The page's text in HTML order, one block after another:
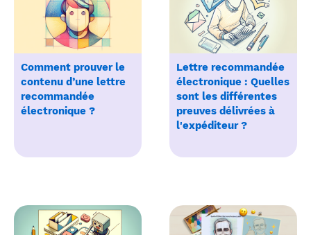
Comment prouver le
contenu d’une lettre
recommandée
électronique ?
Lettre recommandée
électronique : Quelles
sont les différentes
preuves délivrées à
l'expéditeur ?